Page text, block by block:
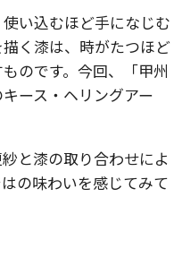
い込むほど手になじむ
く漆は、時がたつほど
のです。今回、「甲州
ース・ヘリングアー
と漆の取り合わせによ
の味わいを感じてみて